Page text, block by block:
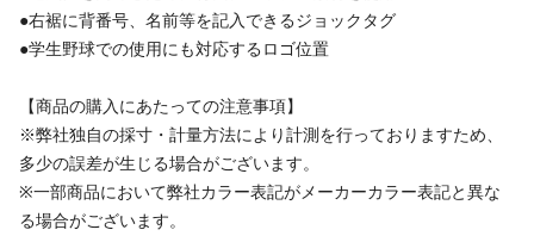
●右裾に背番号、名前等を記入できるジョックタグ
●学生野球での使用にも対応するロゴ位置
【商品の購入にあたっての注意事項】
※弊社独自の採寸・計量方法により計測を行っておりますため、
多少の誤差が生じる場合がございます。
※一部商品において弊社カラー表記がメーカーカラー表記と異な
る場合がございます。